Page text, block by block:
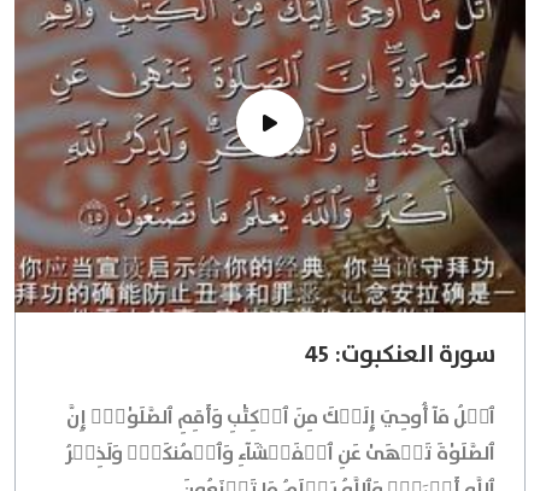
سورة العنكبوت: 45
ٱتۡلُ مَآ أُوحِيَ إِلَيۡكَ مِنَ ٱلۡكِتَٰبِ وَأَقِمِ ٱلصَّلَوٰةَۖ إِنَّ
ٱلصَّلَوٰةَ تَنۡهَىٰ عَنِ ٱلۡفَحۡشَآءِ وَٱلۡمُنكَرِۗ وَلَذِكۡرُ